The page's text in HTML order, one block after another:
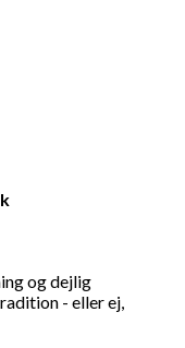
og dejlig
- eller ej,